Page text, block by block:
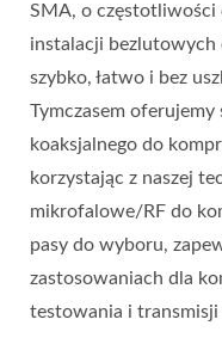
SMA, o częstotliwości
instalacji bezlutowych
szybko, łatwo i bez
Tymczasem oferujemy
koaksjalnego do
korzystając z naszej
mikrofalowe/RF do
pasy do wyboru,
zastosowaniach dla
testowania i transmisji